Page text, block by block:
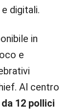
digitali.
in
e
Al centro
12 pollici